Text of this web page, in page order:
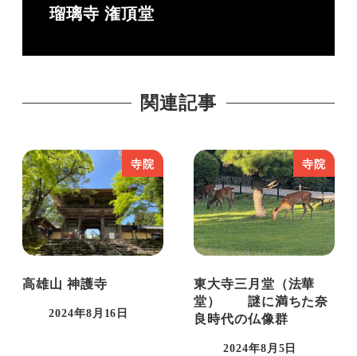
人に奈良の魅力を知ってもらいたく
現在は奈良と東京の2拠点で活動中。奈良8
王。。。書いているときりがない。
瑠璃寺 潅頂堂
関連記事
寺院
高雄山 神護寺
投稿日
2024年8月16日
寺院
東大寺三月堂（法華
堂） 謎に満ちた奈
良時代の仏像群
2024年8月5日